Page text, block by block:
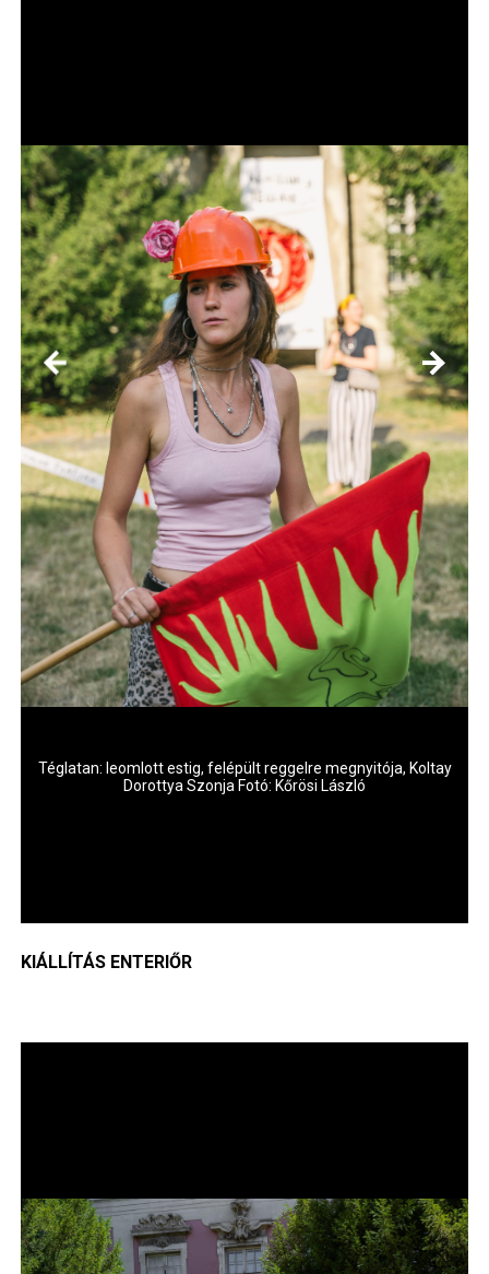
Téglatan: leomlott estig, felépült reggelre megnyitója, Koltay
Dorottya Szonja Fotó: Kőrösi László
KIÁLLÍTÁS ENTERIŐR